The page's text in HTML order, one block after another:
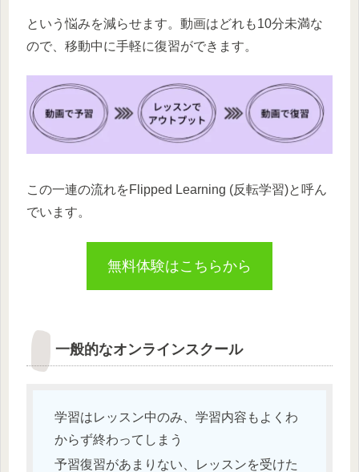
という悩みを減らせます。動画はどれも10分未満な
ので、移動中に手軽に復習ができます。
この一連の流れをFlipped Learning (反転学習)と呼ん
でいます。
無料体験はこちらから
一般的なオンラインスクール
学習はレッスン中のみ、学習内容もよくわ
からず終わってしまう
予習復習があまりない、レッスンを受けた